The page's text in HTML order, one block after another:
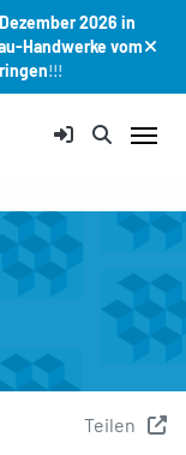
2026 in
Handwerke vom
!!!
Teilen